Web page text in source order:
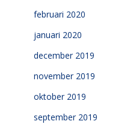
februari 2020
januari 2020
december 2019
november 2019
oktober 2019
september 2019